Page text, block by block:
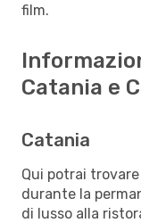
film.
Catania e
Catania
Qui potrai
durante la
di lusso alla